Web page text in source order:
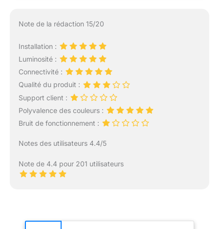
Note de la rédaction 15/20
Installation :
Luminosité :
Connectivité :
Qualité du produit :
Support client :
Polyvalence des couleurs :
Bruit de fonctionnement :
Notes des utilisateurs 4.4/5
Note de 4.4 pour 201 utilisateurs